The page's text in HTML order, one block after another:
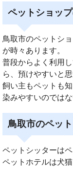
ペットショッ
鳥取市のペットシ
が時々あります。
普段からよく利用
ら、預けやすいと思
飼い主もペットも
染みやすいのではな
鳥取市のペッ
ペットシッターは
ペットホテルは犬